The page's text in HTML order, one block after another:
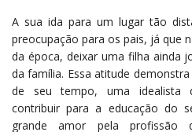
A sua ida para um lugar tão
preocupação para os pais, já que
da época, deixar uma filha ainda
da família. Essa atitude
de seu tempo, uma idealista
contribuir para a educação do
grande amor pela profissão